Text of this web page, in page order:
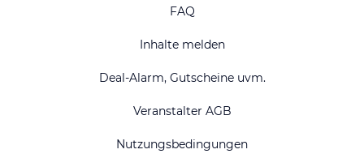
FAQ
Inhalte melden
Deal-Alarm, Gutscheine uvm.
Veranstalter AGB
Nutzungsbedingungen